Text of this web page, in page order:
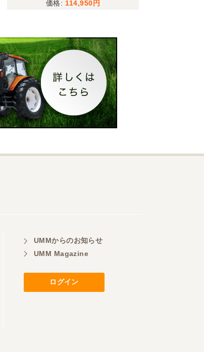
114,950
UMMからのお知らせ
UMM Magazine
ログイン